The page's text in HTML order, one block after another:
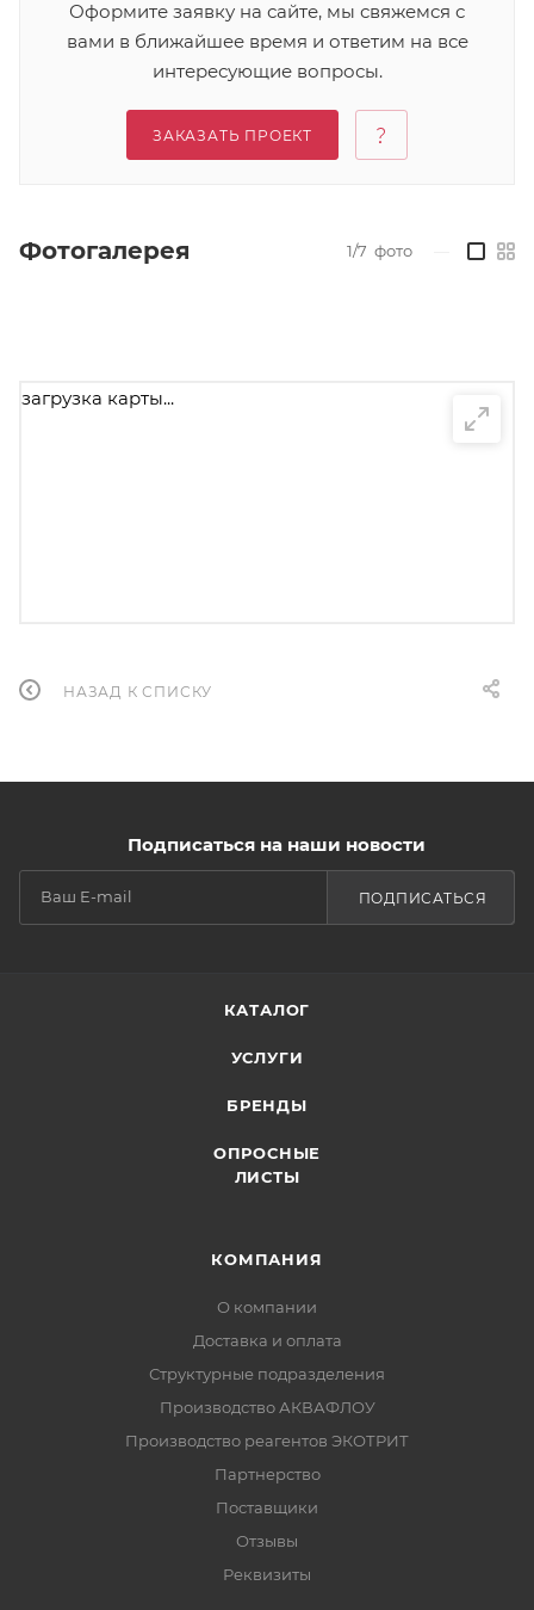
Оформите заявку на сайте, мы свяжемся с
вами в ближайшее время и ответим на все
интересующие вопросы.
ЗАКАЗАТЬ ПРОЕКТ
Фотогалерея 1/7 фото
загрузка карты...
НАЗАД К СПИСКУ
Подписаться на наши новости
ПОДПИСАТЬСЯ
КАТАЛОГ
УСЛУГИ
БРЕНДЫ
ОПРОСНЫЕ
ЛИСТЫ
КОМПАНИЯ
О компании
Доставка и оплата
Структурные подразделения
Производство АКВАФЛОУ
Производство реагентов ЭКОТРИТ
Партнерство
Поставщики
Отзывы
Реквизиты